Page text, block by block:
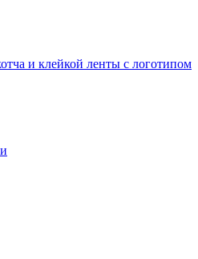
и клейкой ленты с логотипом